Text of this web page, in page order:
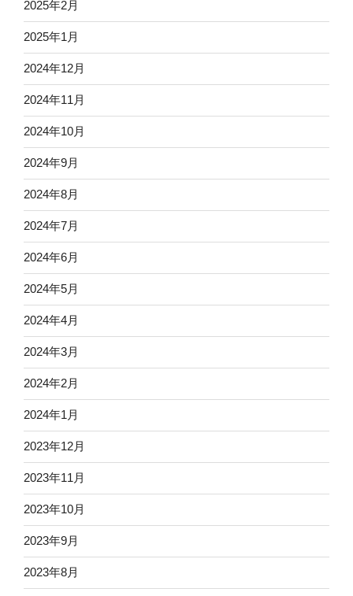
2025年2月
2025年1月
2024年12月
2024年11月
2024年10月
2024年9月
2024年8月
2024年7月
2024年6月
2024年5月
2024年4月
2024年3月
2024年2月
2024年1月
2023年12月
2023年11月
2023年10月
2023年9月
2023年8月